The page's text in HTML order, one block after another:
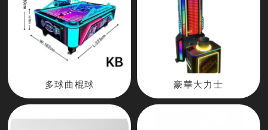
多球曲棍球 豪華大力士